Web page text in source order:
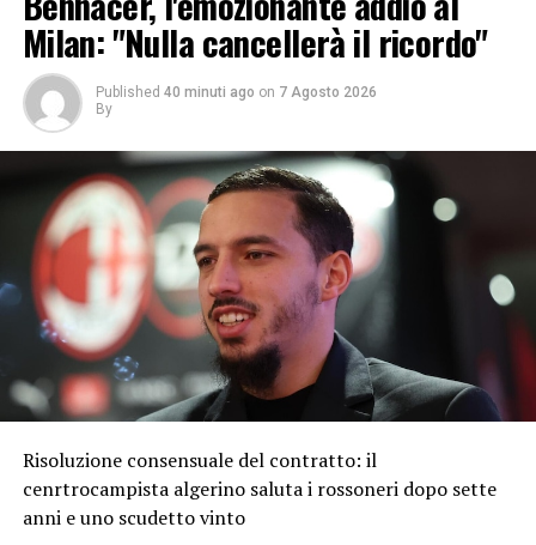
Milan: "Nulla cancellerà il ricordo"
Published 40 minuti ago on 7 Agosto 2026
By
Risoluzione consensuale del contratto: il
cenrtrocampista algerino saluta i rossoneri dopo sette
anni e uno scudetto vinto